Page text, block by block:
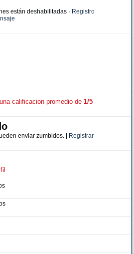
están deshabilitadas · Registro
calificacion promedio de 1/5
enviar zumbidos. | Registrar